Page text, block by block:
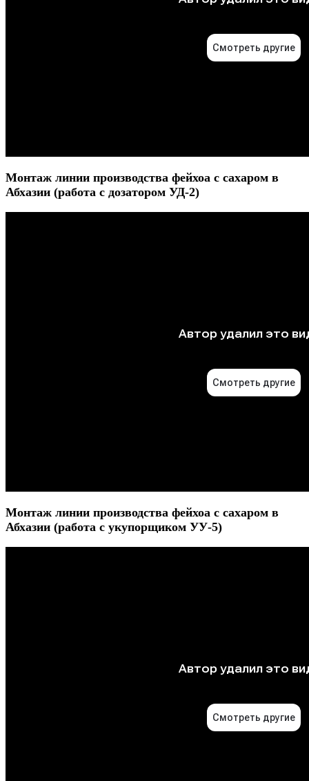
Монтаж линии производства фейхоа с сахаром в
Абхазии (работа с дозатором УД-2)
Монтаж линии производства фейхоа с сахаром в
Абхазии (работа с укупорщиком УУ-5)